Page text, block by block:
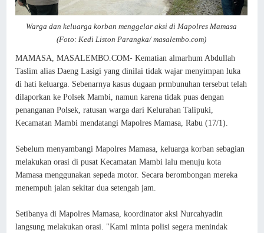
Warga dan keluarga korban menggelar aksi di Mapolres Mamasa
(Foto: Kedi Liston Parangka/ masalembo.com)
MAMASA, MASALEMBO.COM- Kematian almarhum Abdullah
Taslim alias Daeng Lasigi yang dinilai tidak wajar menyimpan luka
di hati keluarga. Sebenarnya kasus dugaan prmbunuhan tersebut telah
dilaporkan ke Polsek Mambi, namun karena tidak puas dengan
penanganan Polsek, ratusan warga dari Kelurahan Talipuki,
Kecamatan Mambi mendatangi Mapolres Mamasa, Rabu (17/1).
Sebelum menyambangi Mapolres Mamasa, keluarga korban sebagian
melakukan orasi di pusat Kecamatan Mambi lalu menuju kota
Mamasa menggunakan sepeda motor. Secara berombongan mereka
menempuh jalan sekitar dua setengah jam.
Setibanya di Mapolres Mamasa, koordinator aksi Nurcahyadin
langsung melakukan orasi. "Kami minta polisi segera menindak